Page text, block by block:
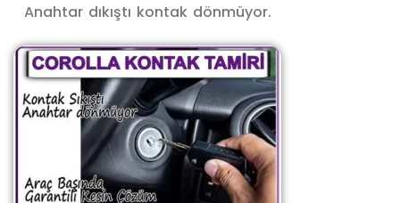
Anahtar dıkıştı kontak dönmüyor.